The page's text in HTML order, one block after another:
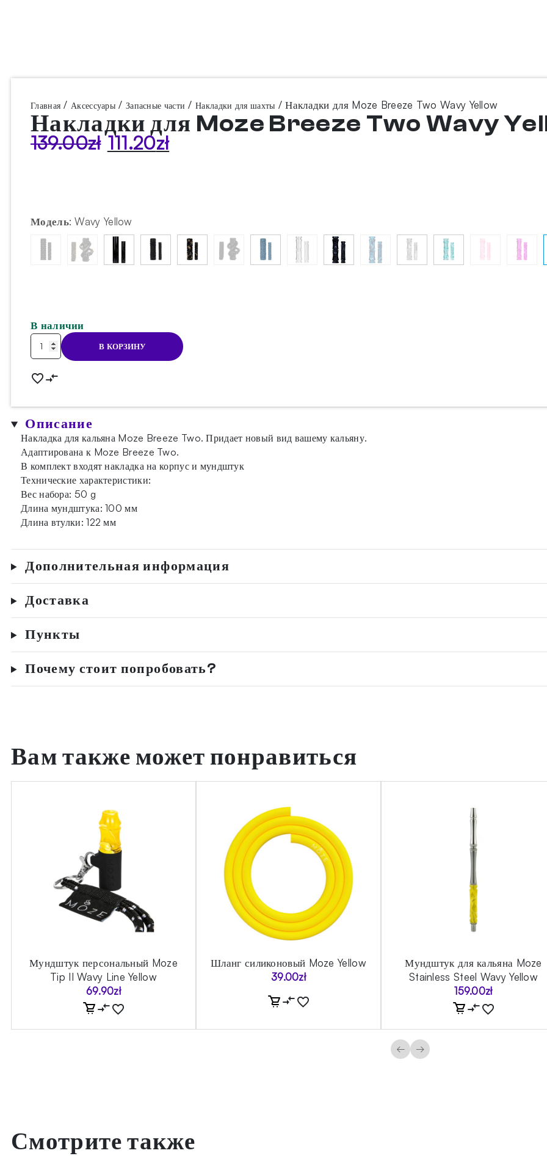
Главная / Аксессуары / Запасные части /Накладки для шахты / Накладки для Moze Breeze Two Wavy Yellow
Накладки для Moze Breeze Two Wavy
139.00zł
Первоначальная
цена
111.20złТекущая
цена:
Модель: Wavy Yellow
В наличии
Количество
товара
для
Breeze
Two
Wavy
Yellow
В КОРЗИНУ
Описание
Накладка для кальяна Moze Breeze Two. Придает новый вид вашему кальяну.
Адаптирована к Moze Breeze Two.
В комплект входят накладка на корпус и мундштук
Технические характеристики:
Вес набора: 50 g
Длина мундштука: 100 мм
Длина втулки: 122 мм
Дополнительная информация
Доставка
Пункты
Почему стоит попробовать?
Вам также может понравиться
Мундштук персональный Moze
Tip II Wavy Line Yellow
69.90zł
Шланг силиконовый Moze Yellow
39.00zł
Мундштук для кальяна Moze
Stainless Steel Wavy Yellow
159.00zł
← →
Смотрите также